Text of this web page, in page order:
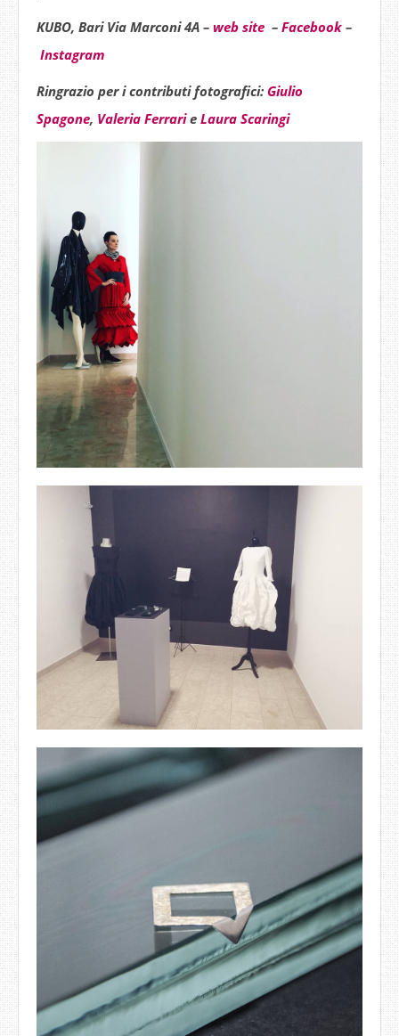
KUBO, Bari Via Marconi 4A – web site – Facebook –
Instagram
Ringrazio per i contributi fotografici: Giulio
Spagone, Valeria Ferrarie Laura Scaringi